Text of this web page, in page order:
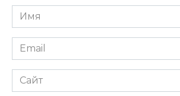
Имя
*
Email
*
Сайт